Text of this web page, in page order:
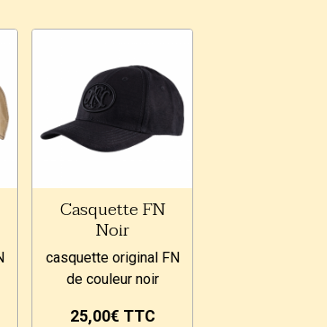
Casquette FN
Noir
casquette original FN
de couleur noir
25,00€ TTC